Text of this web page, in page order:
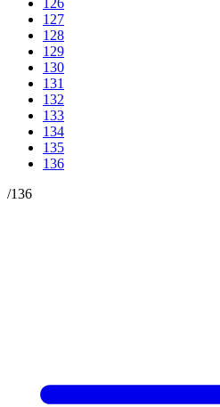
126
127
128
129
130
131
132
133
134
135
136
/136